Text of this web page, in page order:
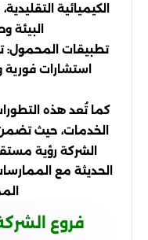
الكيميائية
تطبيقات المحمول:
استشارات فورية
كما تُعد هذه
الخدمات، حيث
الشركة رؤية
الحديثة مع
فروع